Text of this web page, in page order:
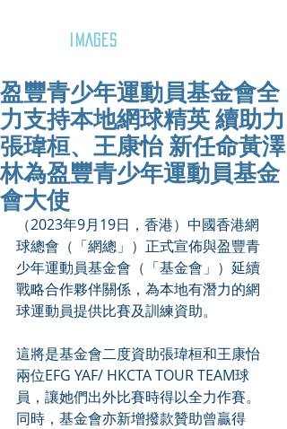
IMAGES
盈豐青少年運動員基金會全
力支持本地網球精英 續助力
張瑋桓、王康怡 新任命黃澤
林為盈豐青少年運動員基金
會大使
（2023年9月19日，香港）中國香港網
球總會（「網總」）正式宣佈與盈豐青
少年運動員基金會（「基金會」）延續
戰略合作夥伴關係，為本地有潛力的網
球運動員提供比賽及訓練資助。
這將是基金會二度資助張瑋桓和王康怡
兩位EFG YAF/ HKCTA TOUR TEAM球
員，讓她們出外比賽時得以全力作賽。
同時，基金會亦新增撥款贊助曾贏得